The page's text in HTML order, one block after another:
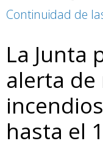
Continuidad de
La Junta
alerta de
hasta el